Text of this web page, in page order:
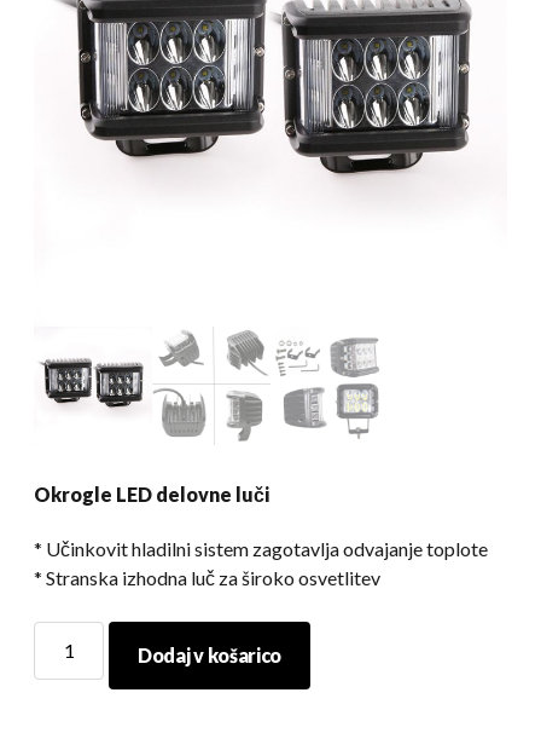
Okrogle LED delovne luči
* Učinkovit hladilni sistem zagotavlja odvajanje toplote
* Stranska izhodna luč za široko osvetlitev
LED
Dodaj v košarico